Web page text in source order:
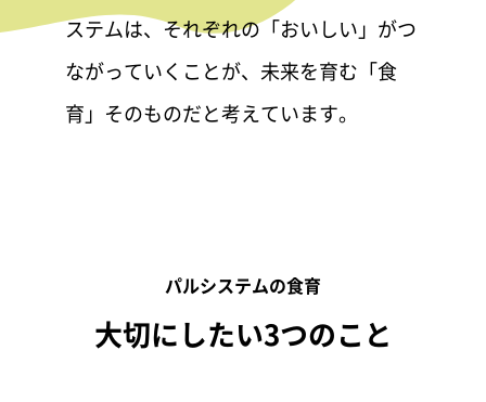
ステムは、それぞれの「おいしい」がつ
ながっていくことが、未来を育む「食
育」そのものだと考えています。
パルシステムの食育
大切にしたい3つのこと